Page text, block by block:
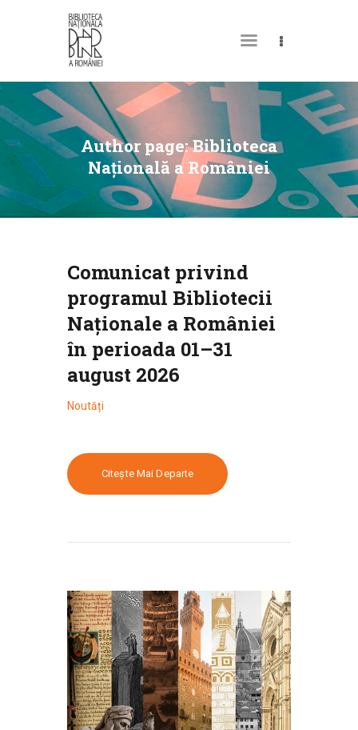
Author page: Biblioteca
Națională a României
DESPRE NOI
PERMISUL MEU DE
BIBLIOTECĂ
CATALOAGE ȘI
COLECȚII
EVENIMENTE
CULTURALE
SPAȚII
NOUTĂȚI
Comunicat privind
programul Bibliotecii
Naționale a României
în perioada 01–31
august 2026
Noutăți
Citește Mai Departe